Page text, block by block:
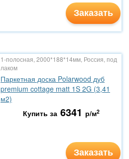
Заказать
1-полосная, 2000*188*14мм, Россия, под
лаком
Паркетная доска Polarwood дуб
premium cottage matt 1S 2G (3,41
м2)
Купить за 6341 р/м2
Заказать